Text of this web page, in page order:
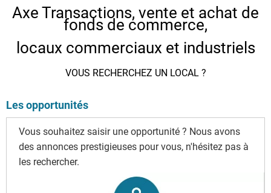
Axe Transactions, vente et achat de
fonds de commerce,
locaux commerciaux et industriels
VOUS RECHERCHEZ UN LOCAL ?
Les opportunités
Vous souhaitez saisir une opportunité ? Nous avons
des annonces prestigieuses pour vous, n'hésitez pas à
les rechercher.